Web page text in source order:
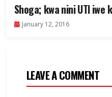
Shoga; kwa nini UTI iwe
January 12, 2016
LEAVE A COMMENT